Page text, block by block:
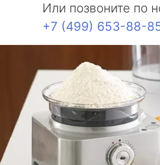
Или позвоните по
+7 (499) 653-88-